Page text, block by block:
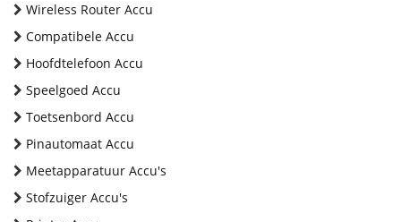
Wireless Router Accu
Compatibele Accu
Hoofdtelefoon Accu
Speelgoed Accu
Toetsenbord Accu
Pinautomaat Accu
Meetapparatuur Accu's
Stofzuiger Accu's